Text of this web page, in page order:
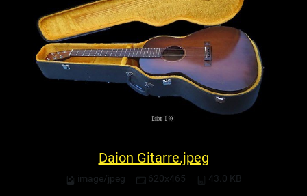
Daion Gitarre.jpeg
image/jpeg 620x465 43.0 KB